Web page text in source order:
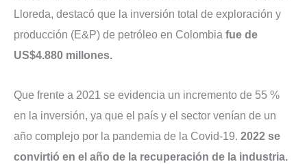
Lloreda, destacó que la inversión total de exploración y
producción (E&P) de petróleo en Colombia fue de
US$4.880 millones.
Que frente a 2021 se evidencia un incremento de 55 %
en la inversión, ya que el país y el sector venían de un
año complejo por la pandemia de la Covid-19. 2022 se
convirtió en el año de la recuperación de la industria.